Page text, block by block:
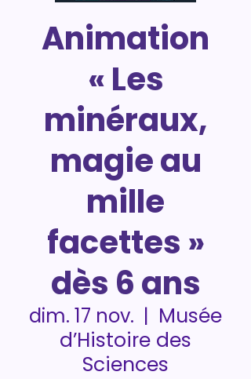
Animation
« Les
minéraux,
magie au
mille
facettes »
dès 6 ans
dim. 17 nov.
  |
Musée
d’Histoire des
Sciences